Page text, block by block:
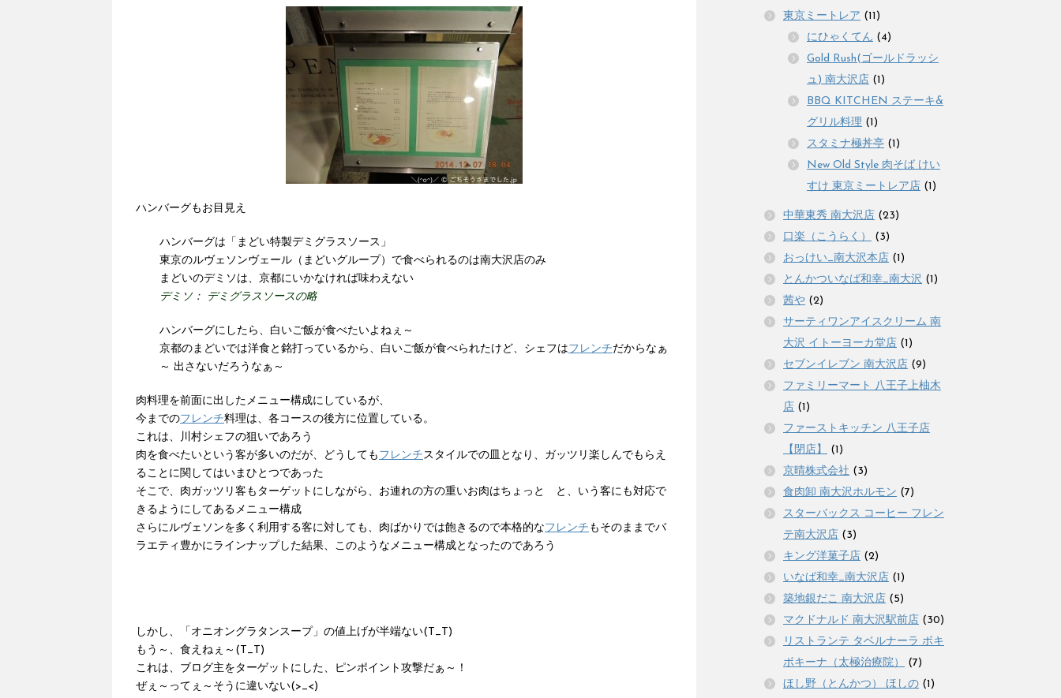
ハンバーグもお目見え
ハンバーグは「まどい特製デミグラスソース」
東京のルヴェソンヴェール（まどいグループ）で食べられるのは南大沢店のみ
まどいのデミソは、京都にいかなければ味わえない
デミソ： デミグラスソースの略
ハンバーグにしたら、白いご飯が食べたいよねぇ～
京都のまどいでは洋食と銘打っているから、白いご飯が食べられたけど、シェフはフレンチだからなぁ
～ 出さないだろうなぁ～
肉料理を前面に出したメニュー構成にしているが、
今までのフレンチ料理は、各コースの後方に位置している。
これは、川村シェフの狙いであろう
肉を食べたいという客が多いのだが、どうしても フレンチスタイルでの皿となり、ガッツリ楽しんでもらえ
ることに関してはいまひとつであった
そこで、肉ガッツリ客もターゲットにしながら、お連れの方の重いお肉はちょっと と、いう客にも対応で
きるようにしてあるメニュー構成
さらにルヴェソンを多く利用する客に対しても、肉ばかりでは飽きるので本格的なフレンチ もそのままでバ
ラエティ豊かにラインナップした結果、このようなメニュー構成となったのであろう
しかし、「オニオングラタンスープ」の値上げが半端ない(T_T)
もう～、食えねぇ～(T_T)
これは、ブログ主をターゲットにした、ピンポイント攻撃だぁ～！
ぜぇ～ってぇ～そうに違いない(>_<)
東京ミートレア (11)
にひゃくてん (4)
Gold Rush(ゴールドラッシ
ュ) 南大沢店 (1)
BBQ KITCHEN ステーキ&
グリル料理 (1)
スタミナ極丼亭 (1)
New Old Style 肉そば けい
すけ 東京ミートレア店 (1)
中華東秀 南大沢店 (23)
口楽（こうらく）
(3)
おっけい_南大沢本店 (1)
とんかついなば和幸_南大沢 (1)
茜や (2)
サーティワンアイスクリーム 南
大沢 イトーヨーカ堂店 (1)
セブンイレブン 南大沢店 (9)
ファミリーマート 八王子上柚木
店 (1)
ファーストキッチン 八王子店
【閉店】
(1)
京晴株式会社 (3)
食肉卸 南大沢ホルモン (7)
スターバックス コーヒー フレン
テ南大沢店 (3)
キング洋菓子店 (2)
いなば和幸_南大沢店 (1)
築地銀だこ 南大沢店 (5)
マクドナルド 南大沢駅前店 (30)
リストランテ タベルナーラ ボキ
ボキーナ（太極治療院）
(7)
ほし野（とんかつ） ほしの (1)